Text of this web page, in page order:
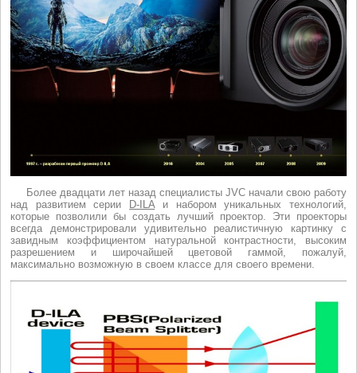
Более двадцати лет назад специалисты JVC начали свою работу
над развитием серии
D-ILA и набором уникальных технологий,
которые позволили бы создать лучший проектор. Эти проекторы
всегда демонстрировали удивительно реалистичную картинку с
завидным коэффициентом натуральной контрастности, высоким
разрешением и широчайшей цветовой гаммой, пожалуй,
максимально возможную в своем классе для своего времени.